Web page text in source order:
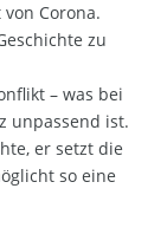
Corona.
zu
– was bei
unpassend ist.
er setzt die
so eine